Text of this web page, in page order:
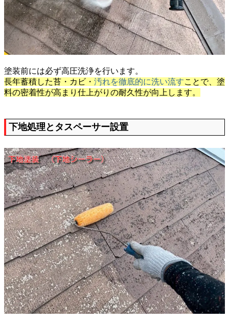
塗装前には必ず高圧洗浄を行います。
長年蓄積した苔・カビ・ 汚れを徹底的に洗い流すことで、塗
料の密着性が高まり仕上がりの耐久性が向上します。
下地処理とタスペーサー設置